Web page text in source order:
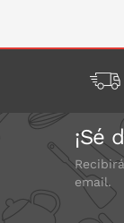
¡Sé
email.